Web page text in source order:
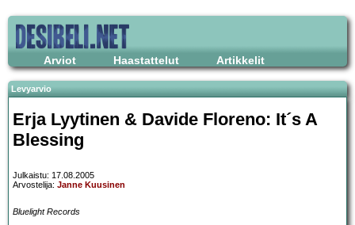
Arviot Haastattelut Artikkelit
Levyarvio
Erja Lyytinen & Davide Floreno: It´s A
Blessing
Julkaistu: 17.08.2005
Arvostelija: Janne Kuusinen
Bluelight Records